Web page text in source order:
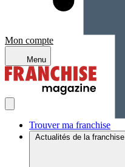
Mon compte
Menu
Trouver ma franchise
Actualités de la franchise